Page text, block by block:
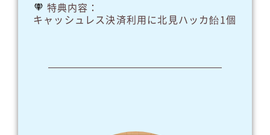
特典内容：
キャッシュレス決済利用に北見ハッカ飴1個